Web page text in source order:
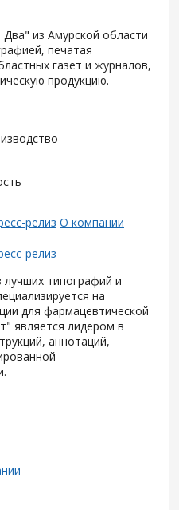
из Амурской области
печатая
газет и журналов,
продукцию.
релиз О компании
релиз
типографий и
на
для фармацевтической
является лидером в
аннотаций,